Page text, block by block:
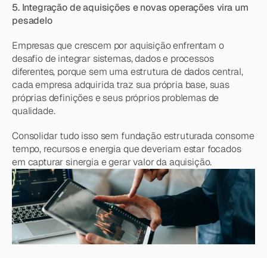
5. Integração de aquisições e novas operações vira um
pesadelo
Empresas que crescem por aquisição enfrentam o
desafio de integrar sistemas, dados e processos
diferentes, porque sem uma estrutura de dados central,
cada empresa adquirida traz sua própria base, suas
próprias definições e seus próprios problemas de
qualidade.
Consolidar tudo isso sem fundação estruturada consome
tempo, recursos e energia que deveriam estar focados
em capturar sinergia e gerar valor da aquisição.